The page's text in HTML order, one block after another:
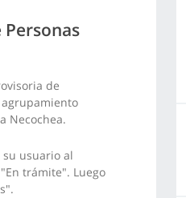
de
agrupamiento
Necochea.
usuario al
trámite". Luego